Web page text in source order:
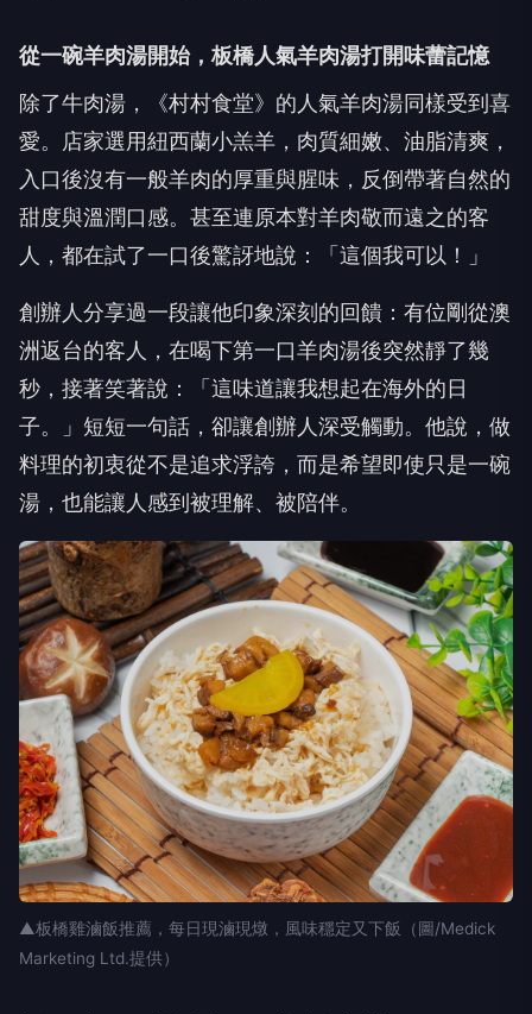
從一碗羊肉湯開始，板橋人氣羊肉湯打開味蕾記憶
除了牛肉湯，《村村食堂》的人氣羊肉湯同樣受到喜
愛。店家選用紐西蘭小羔羊，肉質細嫩、油脂清爽，
入口後沒有一般羊肉的厚重與腥味，反倒帶著自然的
甜度與溫潤口感。甚至連原本對羊肉敬而遠之的客
人，都在試了一口後驚訝地說：「這個我可以！」
創辦人分享過一段讓他印象深刻的回饋：有位剛從澳
洲返台的客人，在喝下第一口羊肉湯後突然靜了幾
秒，接著笑著說：「這味道讓我想起在海外的日
子。」短短一句話，卻讓創辦人深受觸動。他說，做
料理的初衷從不是追求浮誇，而是希望即使只是一碗
湯，也能讓人感到被理解、被陪伴。
▲板橋雞滷飯推薦，每日現滷現燉，風味穩定又下飯（圖/Medick
Marketing Ltd.提供）